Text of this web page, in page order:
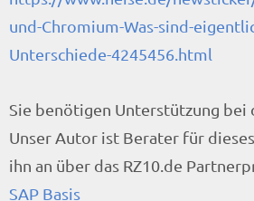
und-Chromium-Was-sind-
Unterschiede-4245456.html
Sie benötigen Unterstützung bei
Unser Autor ist Berater für
ihn an über das RZ10.de
SAP Basis